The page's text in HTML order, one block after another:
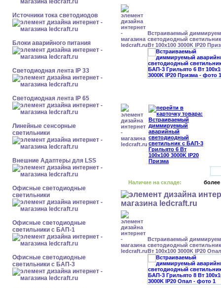
Источники тока светодиодов
Блоки аварийного питания
Светодиодная лента IP 33
Светодиодная лента IP 65
Линейные сенсорные
светильники
Внешние Адаптеры для LSS
Офисные светодиодные
светильники
Офисные светодиодные
светильники с БАП-1
Офисные светодиодные
светильники с БАП-3
Встраиваемый
светодиодный
Вт 100x100 3000K IP20
Наличие на складе: более
Встраиваемый
светодиодный
Вт 100x100 3000K IP20 Опал